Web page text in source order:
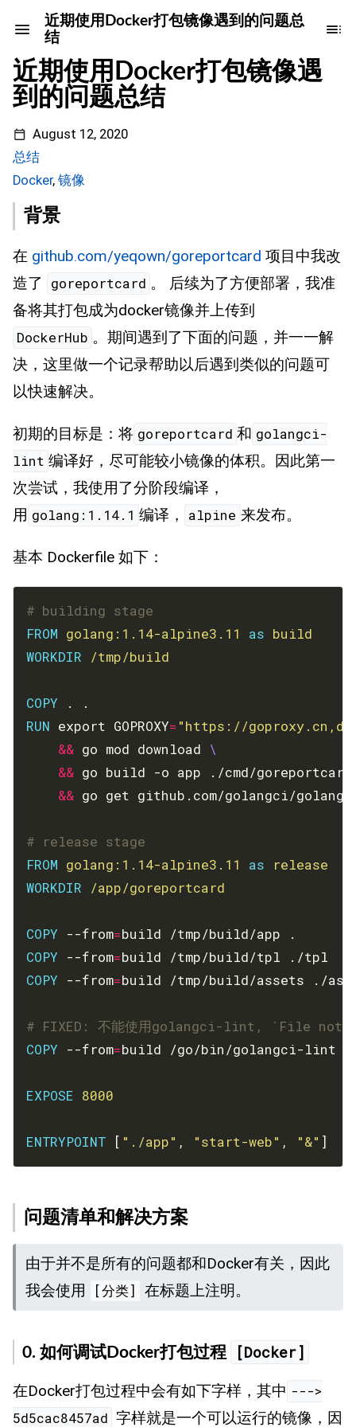
近期使用Docker打包镜像遇到的问题总
结
近期使用Docker打包镜像遇
到的问题总结
August 12, 2020
总结
Docker, 镜像
背景
在 github.com/yeqown/goreportcard 项目中我改
造了
goreportcard 。 后续为了方便部署，我准
备将其打包成为docker镜像并上传到
DockerHub 。期间遇到了下面的问题，并一一解
决，这里做一个记录帮助以后遇到类似的问题可
以快速解决。
初期的目标是：将 goreportcard 和 golangci-
lint 编译好，尽可能较小镜像的体积。因此第一
次尝试，我使用了分阶段编译，
用 golang:1.14.1 编译， alpine 来发布。
基本 Dockerfile 如下：
# building stage
FROM golang:1.14-alpine3.11 as build
WORKDIR /tmp/build
COPY . .
RUN export GOPROXY= "https://
&& go mod download
&& go build -o app ./cmd/
&& go get github.com/golangci/
# release stage
FROM golang:1.14-alpine3.11 as
release
WORKDIR /app/goreportcard
COPY --from=build /tmp/build/app .
COPY --from=build /tmp/build/tpl ./tpl
COPY --from=build /tmp/build/assets ./
# FIXED: 不能使用golangci-lint, `File not
COPY --from=build /go/bin/golangci-lint /
EXPOSE 8000
ENTRYPOINT [ "./app" , "start-web" , "&" ]
问题清单和解决方案
由于并不是所有的问题都和Docker有关，因此
我会使用
[分类] 在标题上注明。
0. 如何调试Docker打包过程 [Docker]
在Docker打包过程中会有如下字样，其中 --->
5d5cac8457ad 字样就是一个可以运行的镜像，因